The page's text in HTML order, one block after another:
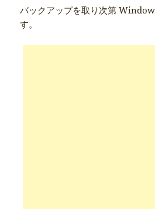
バックアップを取り次第
す。